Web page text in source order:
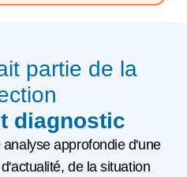
partie de la
diagnostic
approfondie d'une
de la situation